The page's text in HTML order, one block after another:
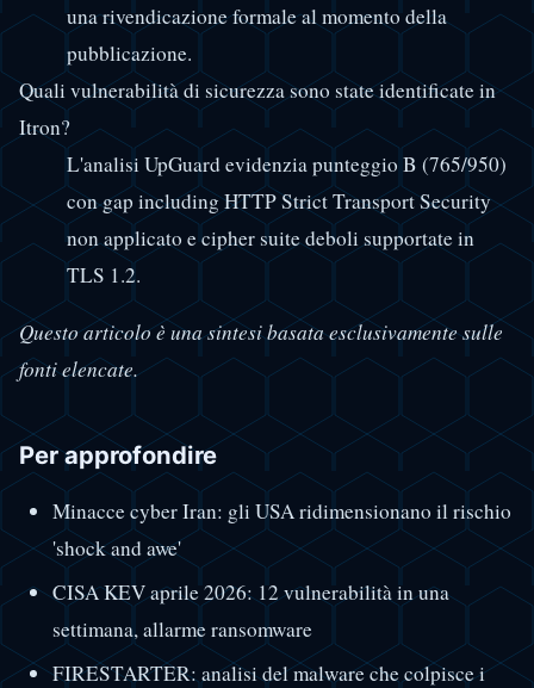
una rivendicazione formale al momento della
pubblicazione.
Quali vulnerabilità di sicurezza sono state identificate in
Itron?
L'analisi UpGuard evidenzia punteggio B (765/950)
con gap including HTTP Strict Transport Security
non applicato e cipher suite deboli supportate in
TLS 1.2.
Questo articolo è una sintesi basata esclusivamente sulle
fonti elencate.
Per approfondire
Minacce cyber Iran: gli USA ridimensionano il rischio
'shock and awe'
CISA KEV aprile 2026: 12 vulnerabilità in una
settimana, allarme ransomware
FIRESTARTER: analisi del malware che colpisce i